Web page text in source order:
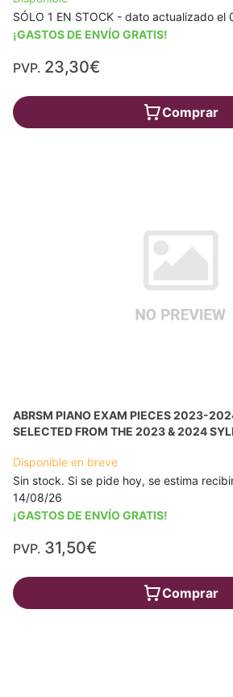
SÓLO 1 EN STOCK - dato actualizado
¡GASTOS DE ENVÍO GRATIS!
PVP. 23,30€
Comprar
ABRSM PIANO EXAM PIECES 2023-
SELECTED FROM THE 2023 & 2024
Disponible en breve
Sin stock. Si se pide hoy, se estima
14/08/26
¡GASTOS DE ENVÍO GRATIS!
PVP. 31,50€
Comprar